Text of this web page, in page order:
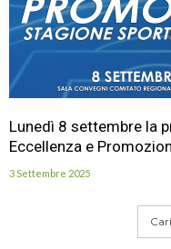
Lunedì 8 settembre la
Eccellenza e
3 Settembre 2025